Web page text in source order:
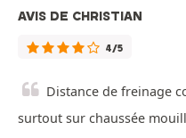
AVIS DE CHRISTIAN
4/5
Distance de freinage
surtout sur chaussée